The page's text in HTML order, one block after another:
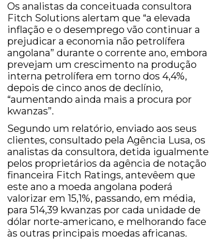
Os analistas da conceituada consultora
Fitch Solutions alertam que “a elevada
inflação e o desemprego vão continuar a
prejudicar a economia não petrolífera
angolana” durante o corrente ano, embora
prevejam um crescimento na produção
interna petrolífera em torno dos 4,4%,
depois de cinco anos de declínio,
“aumentando ainda mais a procura por
kwanzas”.
Segundo um relatório, enviado aos seus
clientes, consultado pela Agência Lusa, os
analistas da consultora, detida igualmente
pelos proprietários da agência de notação
financeira Fitch Ratings, antevêem que
este ano a moeda angolana poderá
valorizar em 15,1%, passando, em média,
para 514,39 kwanzas por cada unidade de
dólar norte-americano, e melhorando face
às outras principais moedas africanas.